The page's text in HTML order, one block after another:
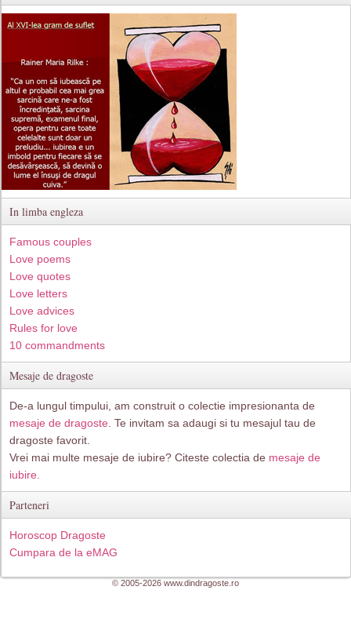
In limba engleza
Famous couples
Love poems
Love quotes
Love letters
Love advices
Rules for love
10 commandments
Mesaje de dragoste
De-a lungul timpului, am construit o colectie impresionanta de
mesaje de dragoste . Te invitam sa adaugi si tu mesajul tau de
dragoste favorit.
Vrei mai multe mesaje de iubire? Citeste colectia de mesaje de
iubire.
Parteneri
Horoscop Dragoste
Cumpara de la eMAG
© 2005-2026 www.dindragoste.ro